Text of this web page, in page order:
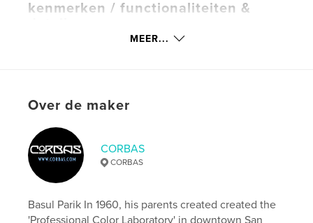
kenmerken / functionaliteiten &
Kunstfotografie
pag
Laatst bijgewerktdec 03, 2021
TaalEnglish
Trefwoorden
SanFrancisco , flower , live , still ,
MEER...
Over de maker
CORBAS
CORBAS
Basul Parik In 1960, his parents created created the